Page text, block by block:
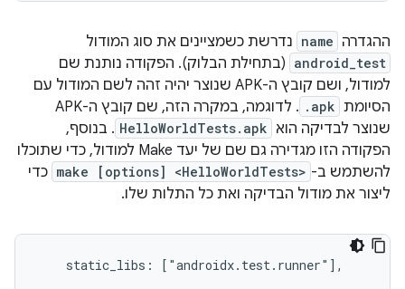
ההגדרה name נדרשת כשמציינים את סוג המודול
android_test (בתחילת הבלוק). הפקודה נותנת שם
למודול, ושם קובץ ה-APK שנוצר יהיה זהה לשם המודול עם
הסיומת .apk
. לדוגמה, במקרה הזה, שם קובץ ה-APK
שנוצר לבדיקה הוא HelloWorldTests.apk . בנוסף,
הפקודה הזו מגדירה גם שם של יעד Make למודול, כדי שתוכלו
להשתמש ב- make [options] <HelloWorldTests> כדי
ליצור את מודול הבדיקה ואת כל התלות שלו.